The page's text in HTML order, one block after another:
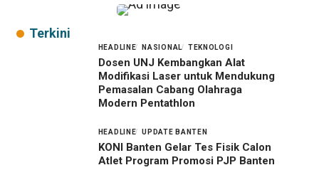
Terkini
HEADLINE NASIONAL TEKNOLOGI
Dosen UNJ Kembangkan Alat
Modifikasi Laser untuk Mendukung
Pemasalan Cabang Olahraga
Modern Pentathlon
HEADLINE UPDATE BANTEN
KONI Banten Gelar Tes Fisik Calon
Atlet Program Promosi PJP Banten